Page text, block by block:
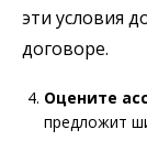
эти условия
договоре.
Оцените
предложит